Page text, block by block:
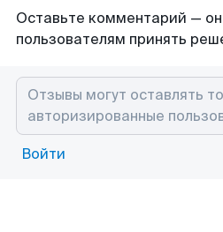
Оставьте комментарий —
пользователям принять
Войти